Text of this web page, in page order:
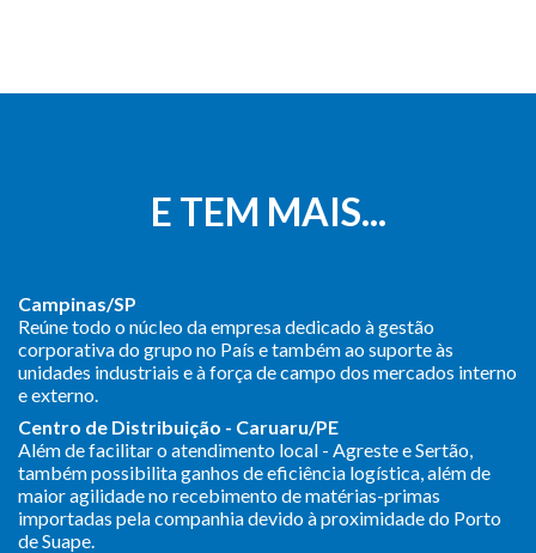
E TEM MAIS...
Campinas/SP
Reúne todo o núcleo da empresa dedicado à gestão
corporativa do grupo no País e também ao suporte às
unidades industriais e à força de campo dos mercados interno
e externo.
Centro de Distribuição - Caruaru/PE
Além de facilitar o atendimento local - Agreste e Sertão,
também possibilita ganhos de eficiência logística, além de
maior agilidade no recebimento de matérias-primas
importadas pela companhia devido à proximidade do Porto
de Suape.